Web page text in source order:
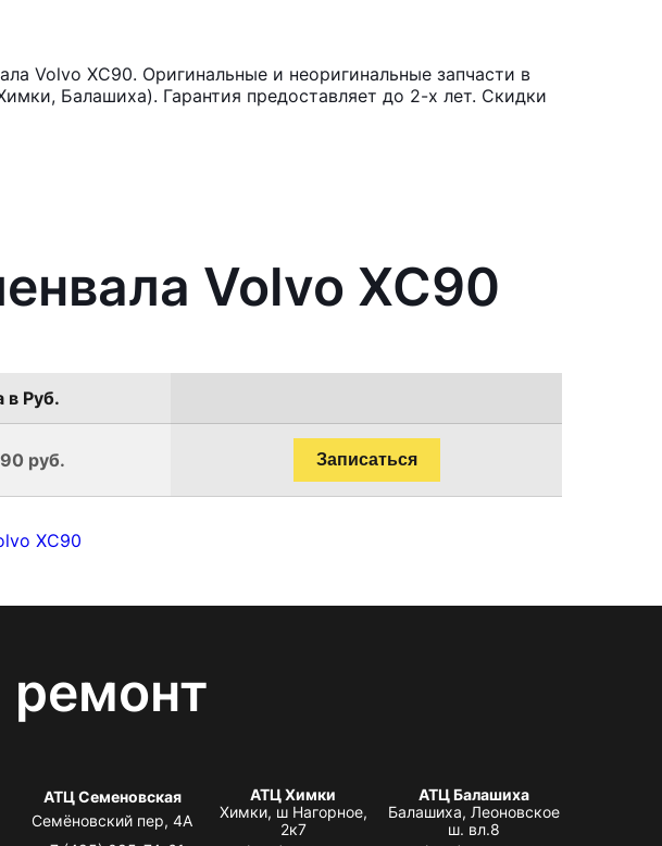
Volvo XC90. Оригинальные и неоригинальные запчасти в
Балашиха). Гарантия предоставляет до 2-х лет. Скидки
Volvo XC90
в Руб.
руб. Записаться
XC90
ремонт
АТЦ Семеновская
Семёновский пер, 4А
АТЦ Химки
Химки, ш Нагорное,
2к7
АТЦ Балашиха
Балашиха, Леоновское
ш. вл.8